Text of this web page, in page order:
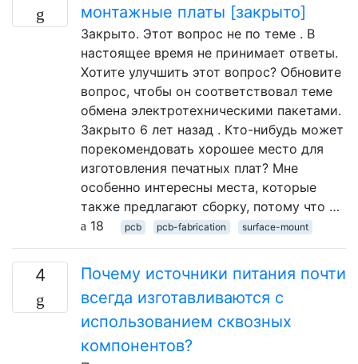
монтажные платы [закрыто]
Закрыто. Этот вопрос не по теме . В
настоящее время не принимает ответы.
Хотите улучшить этот вопрос? Обновите
вопрос, чтобы он соответствовал теме
обмена электротехническими пакетами.
Закрыто 6 лет назад . Кто-нибудь может
порекомендовать хорошее место для
изготовления печатных плат? Мне
особенно интересны места, которые
также предлагают сборку, потому что …
18
pcb pcb-fabrication surface-mount
4
Почему источники питания почти
всегда изготавливаются с
использованием сквозных
компонентов?